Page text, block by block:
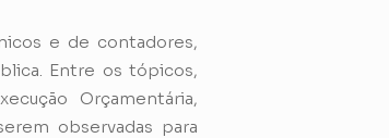
e de contadores,
Entre os tópicos,
Orçamentária,
observadas para